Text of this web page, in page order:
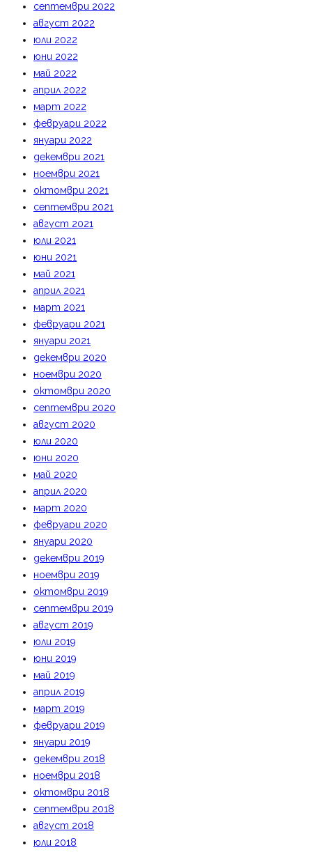
септември 2022
август 2022
юли 2022
юни 2022
май 2022
април 2022
март 2022
февруари 2022
януари 2022
декември 2021
ноември 2021
октомври 2021
септември 2021
август 2021
юли 2021
юни 2021
май 2021
април 2021
март 2021
февруари 2021
януари 2021
декември 2020
ноември 2020
октомври 2020
септември 2020
август 2020
юли 2020
юни 2020
май 2020
април 2020
март 2020
февруари 2020
януари 2020
декември 2019
ноември 2019
октомври 2019
септември 2019
август 2019
юли 2019
юни 2019
май 2019
април 2019
март 2019
февруари 2019
януари 2019
декември 2018
ноември 2018
октомври 2018
септември 2018
август 2018
юли 2018